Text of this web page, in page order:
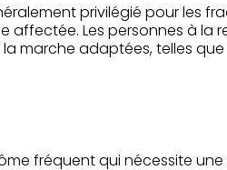
privilégié pour les
affectée. Les personnes à
marche adaptées, telles que
fréquent qui nécessite